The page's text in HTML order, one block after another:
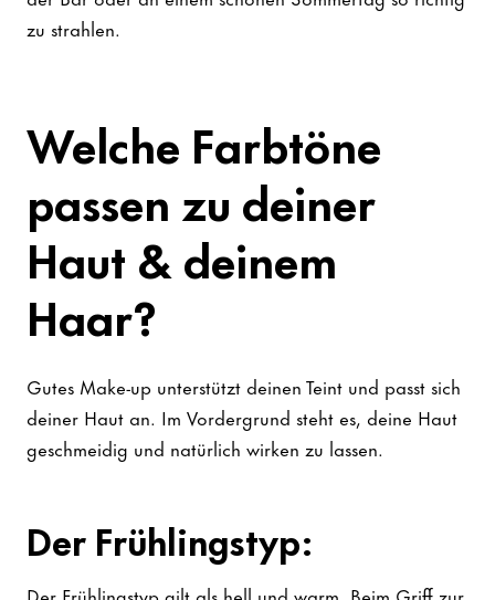
zu strahlen.
Welche Farbtöne
passen zu deiner
Haut & deinem
Haar?
Gutes Make-up unterstützt deinen Teint und passt sich
deiner Haut an. Im Vordergrund steht es, deine Haut
geschmeidig und natürlich wirken zu lassen.
Der Frühlingstyp: